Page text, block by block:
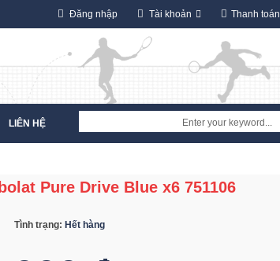
Thanh toán
Tài khoản
Đăng nhập
LIÊN HỆ
Pure Drive Blue x6 751106
Tình trạng: Hết hàng